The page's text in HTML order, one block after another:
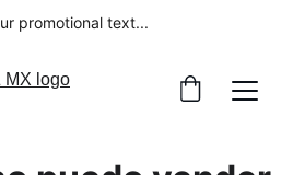
promotional text...